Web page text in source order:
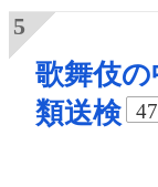
歌舞伎
類送検
47